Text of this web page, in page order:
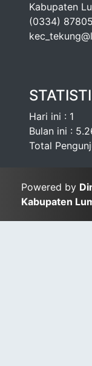
Kabupaten
(0334)
Hari ini : 1
Bulan ini :
Total
Powered by
Kabupaten